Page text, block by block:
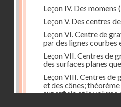
Leçon IV. Des momens
Leçon V. Des centres
Leçon VI. Centre de
par des lignes courbes
Leçon VII. Centres de
des surfaces planes
Leçon VIII. Centres de
et des cônes;
superficie et le volume